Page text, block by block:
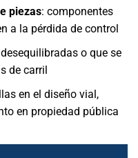
piezas: componentes
a la pérdida de control
o que se
de carril
en el diseño vial,
en propiedad pública